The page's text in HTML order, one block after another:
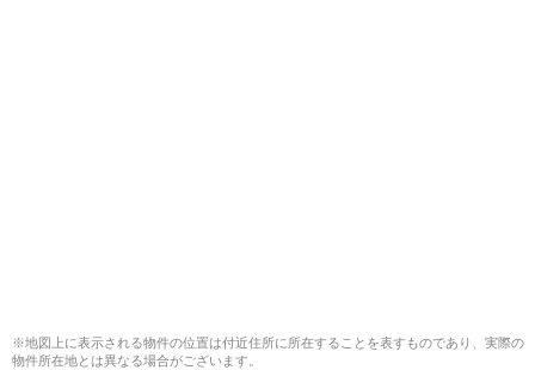
※地図上に表示される物件の位置は付近住所に所在することを表すものであり、実際の
物件所在地とは異なる場合がございます。